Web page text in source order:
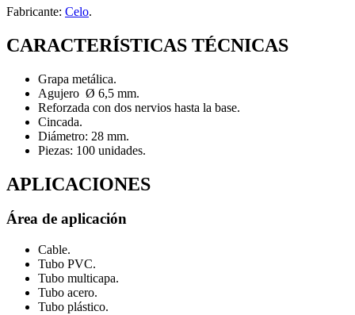
Fabricante: Celo.
CARACTERÍSTICAS TÉCNICAS
Grapa metálica.
Agujero Ø 6,5 mm.
Reforzada con dos nervios hasta la base.
Cincada.
Diámetro: 28 mm.
Piezas: 100 unidades.
APLICACIONES
Área de aplicación
Cable.
Tubo PVC.
Tubo multicapa.
Tubo acero.
Tubo plástico.